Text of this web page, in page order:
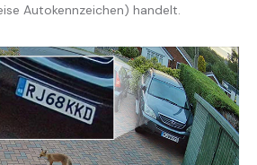
Autokennzeichen) handelt.